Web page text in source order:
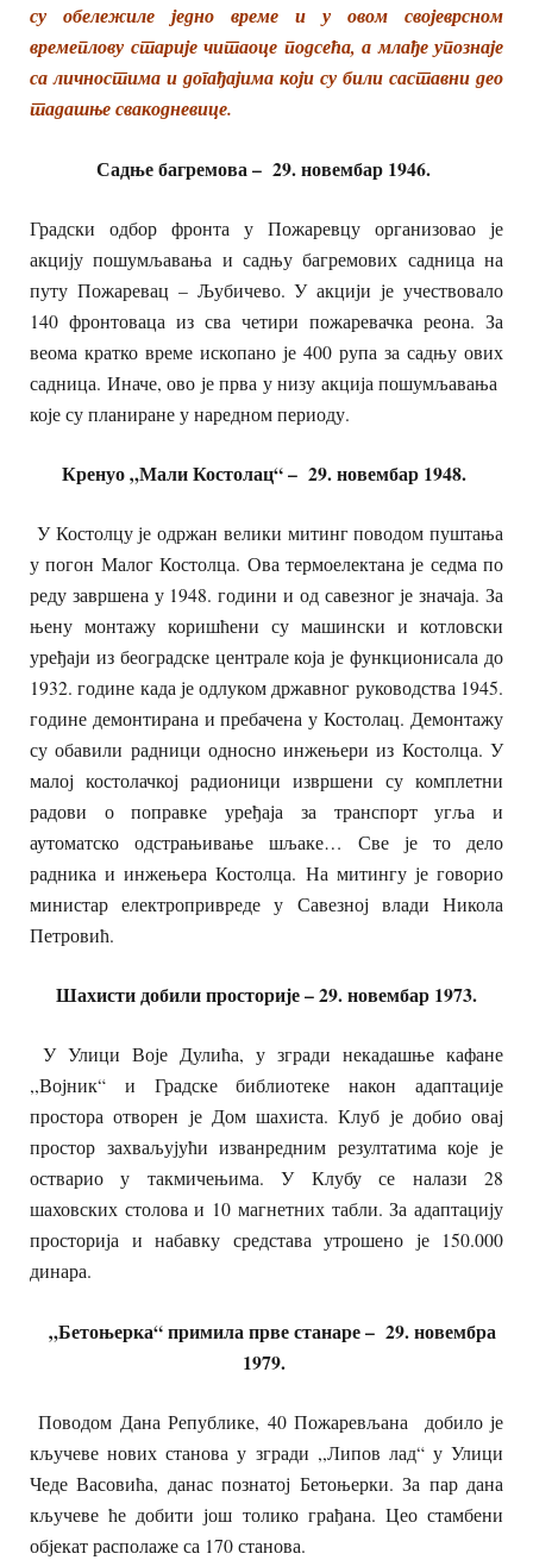
су обележиле једно време и у овом својеврсном
времеплову старије читаоце подсећа, а млађе упознаје
са личностима и догађајима који су били саставни део
тадашње свакодневице.
Садње багремова – 29. новембар 1946.
Градски одбор фронта у Пожаревцу организовао је
акцију пошумљавања и садњу багремових садница на
путу Пожаревац – Љубичево. У акцији је учествовало
140 фронтоваца из сва четири пожаревачка реона. За
веома кратко време ископано је 400 рупа за садњу ових
садница. Иначе, ово је прва у низу акција пошумљавања
које су планиране у наредном периоду.
Кренуо „Мали Костолац“ – 29. новембар 1948.
У Костолцу је одржан велики митинг поводом пуштања
у погон Малог Костолца. Ова термоелектана је седма по
реду завршена у 1948. години и од савезног је значаја. За
њену монтажу коришћени су машински и котловски
уређаји из београдске централе која је функционисала до
1932. године када је одлуком државног руководства 1945.
године демонтирана и пребачена у Костолац. Демонтажу
су обавили радници односно инжењери из Костолца. У
малој костолачкој радионици извршени су комплетни
радови о поправке уређаја за транспорт угља и
аутоматско одстрањивање шљаке… Све је то дело
радника и инжењера Костолца. На митингу је говорио
министар електропривреде у Савезној влади Никола
Петровић.
Шахисти добили просторије – 29. новембар 1973.
У Улици Воје Дулића, у згради некадашње кафане
,,Војник“ и Градске библиотеке након адаптације
простора отворен је Дом шахиста. Клуб је добио овај
простор захваљујући изванредним резултатима које је
остварио у такмичењима. У Клубу се налази 28
шаховских столова и 10 магнетних табли. За адаптацију
просторија и набавку средстава утрошено је 150.000
динара.
„Бетоњерка“ примила прве станаре – 29. новембра
1979.
Поводом Дана Републике, 40 Пожаревљана добило је
кључеве нових станова у згради ,,Липов лад“ у Улици
Чеде Васовића, данас познатој Бетоњерки. За пар дана
кључеве ће добити још толико грађана. Цео стамбени
објекат располаже са 170 станова.